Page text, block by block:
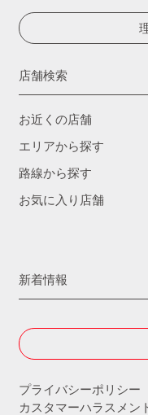
店舗検索
お近くの店舗
エリアから探す
路線から探す
お気に入り店舗
新着情報
プライバシーポリシー
カスタマーハラスメン